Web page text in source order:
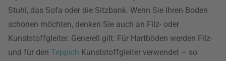
Stuhl, das Sofa oder die Sitzbank. Wenn Sie Ihren Boden
schonen möchten, denken Sie auch an Filz- oder
Kunststoffgleiter. Generell gilt: Für Hartböden werden Filz-
und für den Teppich Kunststoffgleiter verwendet – so